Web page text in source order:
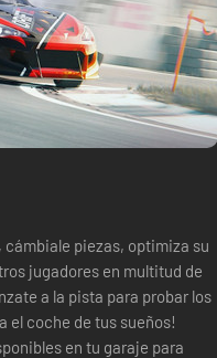
cámbiale piezas, optimiza su
jugadores en multitud de
a la pista para probar los
el coche de tus sueños!
en tu garaje para